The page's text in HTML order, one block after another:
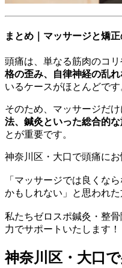
まとめ｜マッサージと矯
頭痛は、単なる筋肉のコリ
格の歪み、自律神経の乱
いるケースがほとんどです
そのため、マッサージだけ
法、鍼灸といった総合的
とが重要です。
神奈川区・大口で頭痛にお
「マッサージでは良くな
かもしれない」と思われた
私たちゼロスポ鍼灸・整
力でサポートいたします！
神奈川区・大口